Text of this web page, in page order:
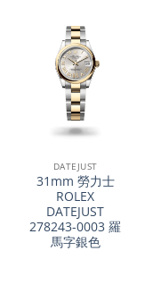
DATEJUST
31mm 勞力士
ROLEX
DATEJUST
278243-0003 羅
馬字銀色